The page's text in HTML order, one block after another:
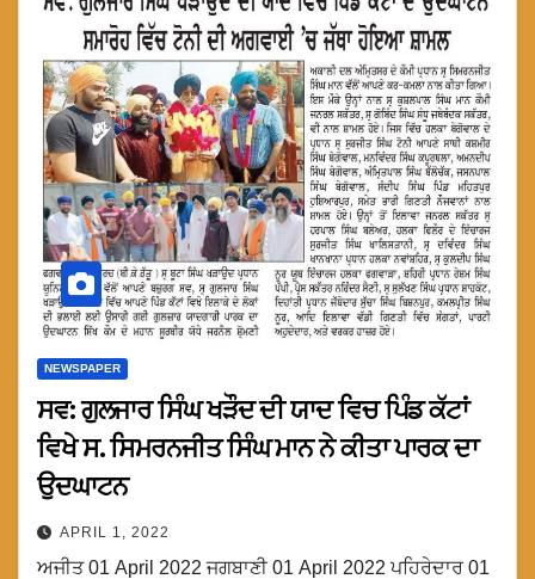
NEWSPAPER
ਸਵ: ਗੁਲਜਾਰ ਸਿੰਘ ਖੜੌਦ ਦੀ ਯਾਦ ਵਿਚ ਪਿੰਡ ਕੱਟਾਂ
ਵਿਖੇ ਸ. ਸਿਮਰਨਜੀਤ ਸਿੰਘ ਮਾਨ ਨੇ ਕੀਤਾ ਪਾਰਕ ਦਾ
ਉਦਘਾਟਨ
APRIL 1, 2022
ਅਜੀਤ 01 April 2022 ਜਗਬਾਣੀ 01 April 2022 ਪਹਿਰੇਦਾਰ 01